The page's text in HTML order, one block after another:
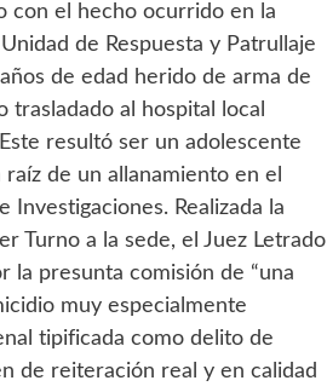
con el hecho ocurrido en la
de Respuesta y Patrullaje
de edad herido de arma de
al hospital local
resultó ser un adolescente
de un allanamiento en el
Realizada la
Turno a la sede, el Juez Letrado
la presunta comisión de “una
muy especialmente
tipificada como delito de
de reiteración real y en calidad